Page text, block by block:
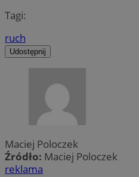
Tagi:
ruch
Udostępnij
Maciej Poloczek
Źródło: Maciej Poloczek
reklama